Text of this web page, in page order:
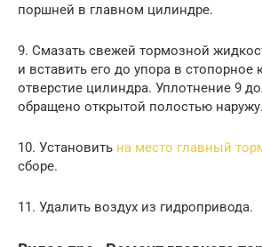
поршней в главном цилиндре.
9. Смазать свежей тормозной
и вставить его до упора в стопорное
отверстие цилиндра. Уплотнение 9
обращено открытой полостью наружу.
10. Установить на место главный
сборе.
11. Удалить воздух из гидропривода.